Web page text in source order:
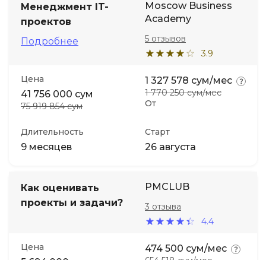
Менеджмент IT-
проектов
Подробнее
Moscow Business
Academy
3.9
5 отзывов
Цена
41 756 000 сум
75 919 854 сум От
1 327 578 сум/мес
1 770 250 сум/мес
Длительность
9 месяцев
Старт
26 августа
Как оценивать
проекты и задачи?
PMCLUB
4.4
3 отзыва
Цена 474 500 сум/мес